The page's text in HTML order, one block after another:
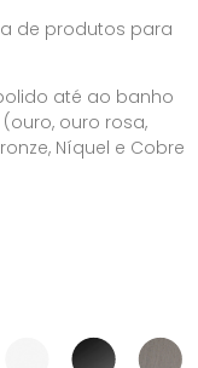
de produtos para
até ao banho
ouro rosa,
Níquel e Cobre